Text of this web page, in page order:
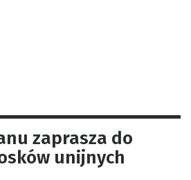
zaprasza do
unijnych